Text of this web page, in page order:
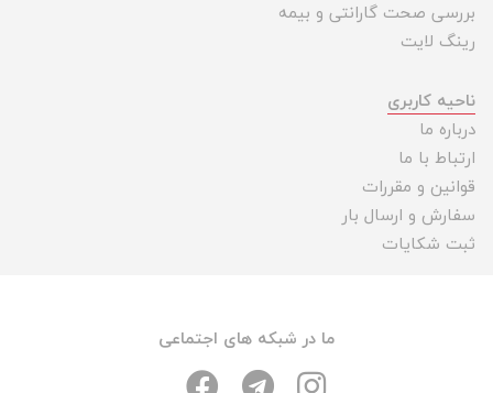
بررسی صحت گارانتی و بیمه
رینگ لایت
ناحیه کاربری
درباره ما
ارتباط با ما
قوانین و مقررات
سفارش و ارسال بار
ثبت شکایات
ما در شبکه های اجتماعی